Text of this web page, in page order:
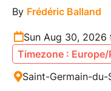
By Frédéric Balland
Sun Aug 30,
Timezone : Europe/
Saint-Germain-du-